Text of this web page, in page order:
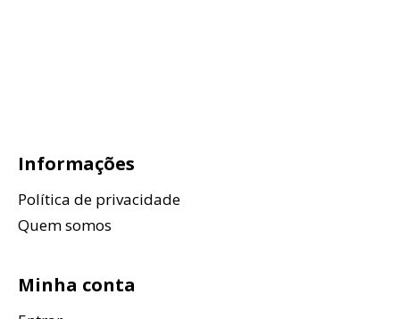
Informações
Política de privacidade
Quem somos
Minha conta